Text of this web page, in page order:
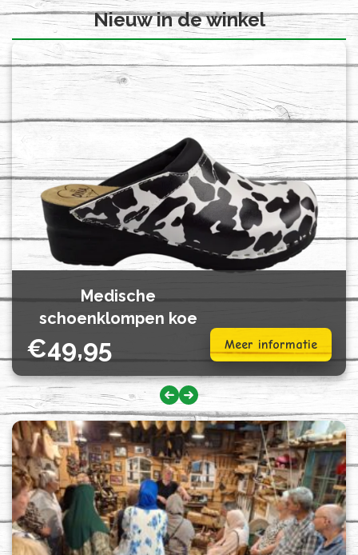
Nieuw in de winkel
Medische
schoenklompen koe
€49,95 Meer informatie